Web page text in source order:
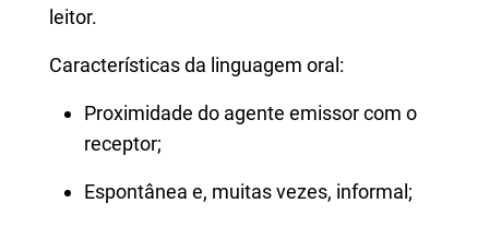
leitor.
Características da linguagem oral:
Proximidade do agente emissor com o
receptor;
Espontânea e, muitas vezes, informal;